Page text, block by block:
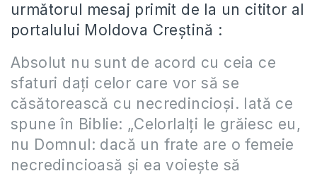
următorul mesaj primit de la un cititor al
portalului Moldova Creștină :
Absolut nu sunt de acord cu ceia ce
sfaturi daţi celor care vor să se
căsătorească cu necredincioşi. Iată ce
spune în Biblie: „Celorlalţi le grăiesc eu,
nu Domnul: dacă un frate are o femeie
necredincioasă şi ea voieşte să